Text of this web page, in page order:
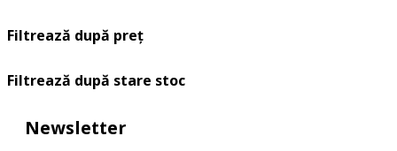
Filtrează după preț
Filtrează după stare stoc
Newsletter